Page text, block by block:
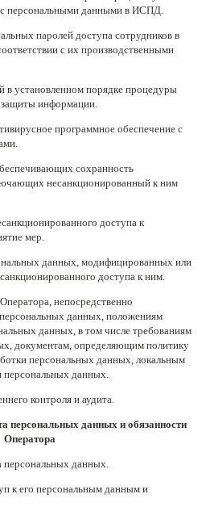
персональными данными в ИСПД.
паролей доступа сотрудников в
с их производственными
установленном порядке процедуры
защиты информации.
программное обеспечение с
сохранность
несанкционированный к ним
доступа к
мер.
данных, модифицированных или
доступа к ним.
непосредственно
данных, положениям
данных, в том числе требованиям
документам, определяющим политику
персональных данных, локальным
персональных данных.
контроля и аудита.
персональных данных и обязанности
Оператора
персональных данных.
к его персональным данным и